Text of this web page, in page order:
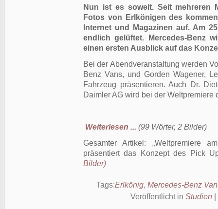
Nun ist es soweit. Seit mehreren
Fotos von Erlkönigen des
Internet und Magazinen auf. Am
endlich gelüftet. Mercedes-Benz
einen ersten Ausblick auf das
Bei der Abendveranstaltung werden
Benz Vans, und Gorden Wagener,
Fahrzeug präsentieren. Auch Dr.
Daimler AG wird bei der Weltpremiere
Weiterlesen ... (99 Wörter, 2 Bilder)
Gesamter Artikel:
Weltpremiere
präsentiert das Konzept des Pick
Bilder)
Tags:Erlkönig, Mercedes-Benz
Veröffentlicht in Studien